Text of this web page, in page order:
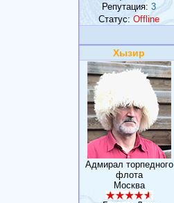
Репутация: 3
Статус:Offline
Хызир
Адмирал торпедного
флота
Москва